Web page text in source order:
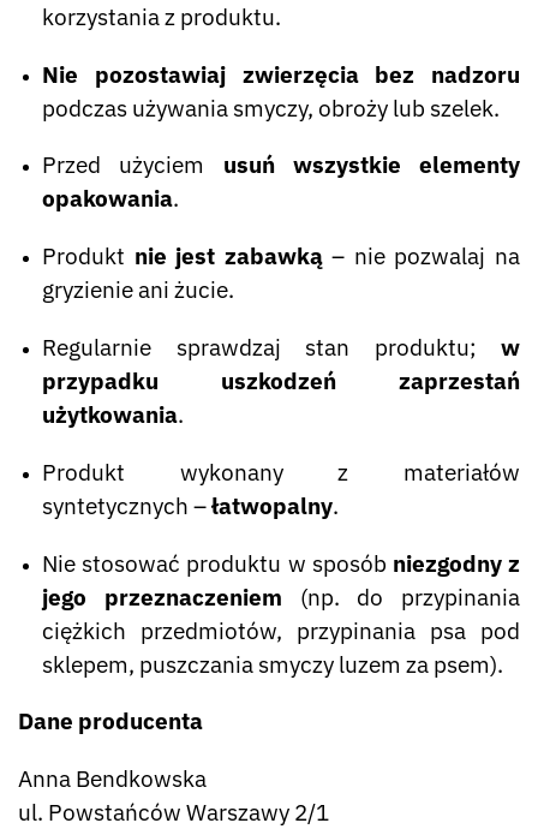
korzystania z produktu.
Nie pozostawiaj zwierzęcia bez nadzoru
podczas używania smyczy, obroży lub szelek.
Przed użyciem usuń wszystkie elementy
opakowania.
Produkt nie jest zabawką– nie pozwalaj na
gryzienie ani żucie.
Regularnie sprawdzaj stan produktu; w
przypadku uszkodzeń zaprzestań
użytkowania.
Produkt wykonany z materiałów
syntetycznych –łatwopalny.
Nie stosować produktu w sposób niezgodny z
jego przeznaczeniem (np. do przypinania
ciężkich przedmiotów, przypinania psa pod
sklepem, puszczania smyczy luzem za psem).
Dane producenta
Anna Bendkowska
ul. Powstańców Warszawy 2/1